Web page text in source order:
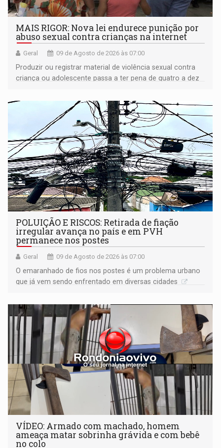
MAIS RIGOR: Nova lei endurece punição por
abuso sexual contra crianças na internet
Geral 09 de Agosto de 2026 às 07:00
Produzir ou registrar material de violência sexual contra
criança ou adolescente passa a ter pena de quatro a dez
POLUIÇÃO E RISCOS: Retirada de fiação
irregular avança no país e em PVH
permanece nos postes
Geral 09 de Agosto de 2026 às 07:00
O emaranhado de fios nos postes é um problema urbano
que já vem sendo enfrentado em diversas cidades
VÍDEO: Armado com machado, homem
ameaça matar sobrinha grávida e com bebê
no colo